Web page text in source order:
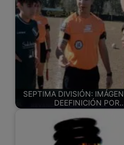
SEPTIMA DIVISIÓN:
DEEFINICIÓN